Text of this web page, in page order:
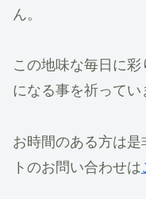
ん。
この地味な毎日に
になる事を祈ってい
お時間のある方は
トのお問い合わせは